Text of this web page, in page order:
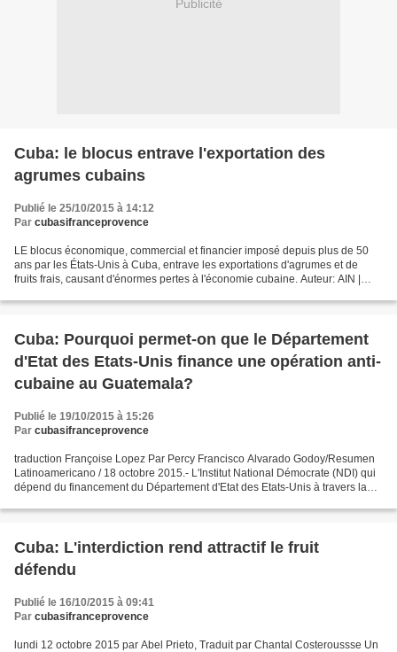
Publicité
Cuba: le blocus entrave l'exportation des
agrumes cubains
Publié le 25/10/2015 à 14:12
Par cubasifranceprovence
LE blocus économique, commercial et financier imposé depuis plus de 50
ans par les États-Unis à Cuba, entrave les exportations d'agrumes et de
fruits frais, causant d'énormes pertes à l'économie cubaine. Auteur: AIN |
Cuba: Pourquoi permet-on que le Département
d'Etat des Etats-Unis finance une opération anti-
cubaine au Guatemala?
Publié le 19/10/2015 à 15:26
Par cubasifranceprovence
traduction Françoise Lopez Par Percy Francisco Alvarado Godoy/Resumen
Latinoamericano / 18 octobre 2015.- L'Institut National Démocrate (NDI) qui
dépend du financement du Département d'Etat des Etats-Unis à travers la
Cuba: L'interdiction rend attractif le fruit
défendu
Publié le 16/10/2015 à 09:41
Par cubasifranceprovence
lundi 12 octobre 2015 par Abel Prieto, Traduit par Chantal Costeroussse Un